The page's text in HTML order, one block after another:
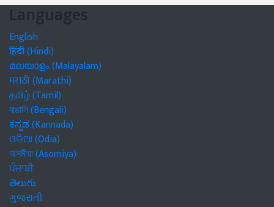
Languages
English
हिंदी (Hindi)
മലയാളം (Malayalam)
मराठी (Marathi)
தமிழ் (Tamil)
বাঙালি (Bengali)
ಕನ್ನಡ (Kannada)
ଓଡିଆ (Odia)
অসমীয়া (Asomiya)
ਪੰਜਾਬੀ
తెలుగు
ગુજરાતી